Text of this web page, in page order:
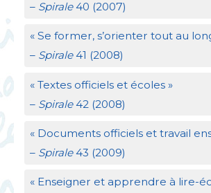
– Spirale40 (2007)
« Se former, s’orienter tout au
– Spirale41 (2008)
« Textes officiels et écoles »
– Spirale42 (2008)
« Documents officiels et travail
– Spirale43 (2009)
« Enseigner et apprendre à lire-